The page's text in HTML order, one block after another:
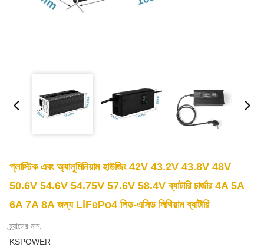
প্লাস্টিক এবং অ্যালুমিনিয়াম হাউজিং 42V 43.2V 43.8V 48V
50.6V 54.6V 54.75V 57.6V 58.4V ব্যাটারি চার্জার 4A 5A
6A 7A 8A জন্য LiFePo4 লিড-এসিড লিথিয়াম ব্যাটারি
ব্র্যান্ডের নাম:
KSPOWER